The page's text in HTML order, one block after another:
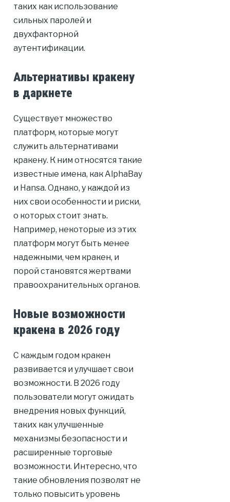
таких как использование
сильных паролей и
двухфакторной
аутентификации.
Альтернативы кракену
в даркнете
Существует множество
платформ, которые могут
служить альтернативами
кракену. К ним относятся такие
известные имена, как AlphaBay
и Hansa. Однако, у каждой из
них свои особенности и риски,
о которых стоит знать.
Например, некоторые из этих
платформ могут быть менее
надежными, чем кракен, и
порой становятся жертвами
правоохранительных органов.
Новые возможности
кракена в 2026 году
С каждым годом кракен
развивается и улучшает свои
возможности. В 2026 году
пользователи могут ожидать
внедрения новых функций,
таких как улучшенные
механизмы безопасности и
расширенные торговые
возможности. Интересно, что
такие обновления позволят не
только повысить уровень